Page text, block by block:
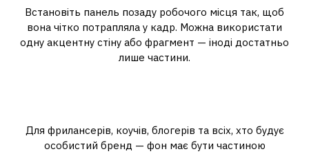
Встановіть панель позаду робочого місця так, щоб
вона чітко потрапляла у кадр. Можна використати
одну акцентну стіну або фрагмент — іноді достатньо
лише частини.
Для фрилансерів, коучів, блогерів та всіх, хто будує
особистий бренд — фон має бути частиною